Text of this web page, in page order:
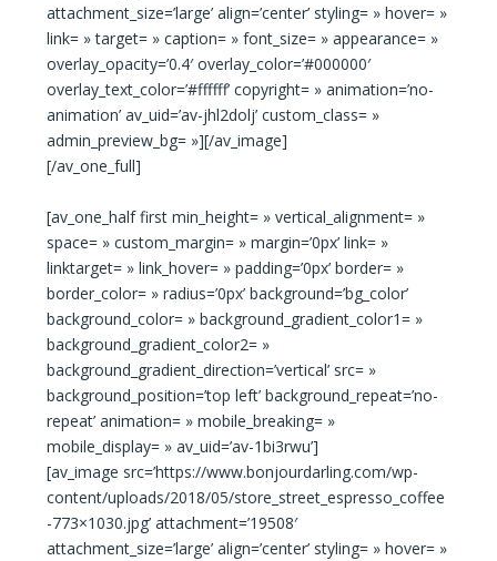
attachment_size=’large’ align=’center’ styling= » hover= »
link= » target= » caption= » font_size= » appearance= »
overlay_opacity=’0.4′ overlay_color=’#000000′
overlay_text_color=’#ffffff’ copyright= » animation=’no-
animation’ av_uid=’av-jhl2dolj’ custom_class= »
admin_preview_bg= »][/av_image]
[/av_one_full]
[av_one_half first min_height= » vertical_alignment= »
space= » custom_margin= » margin=’0px’ link= »
linktarget= » link_hover= » padding=’0px’ border= »
border_color= » radius=’0px’ background=’bg_color’
background_color= » background_gradient_color1= »
background_gradient_color2= »
background_gradient_direction=’vertical’ src= »
background_position=’top left’ background_repeat=’no-
repeat’ animation= » mobile_breaking= »
mobile_display= » av_uid=’av-1bi3rwu’]
[av_image src=’https://www.bonjourdarling.com/wp-
content/uploads/2018/05/store_street_espresso_coffee
-773×1030.jpg’ attachment=’19508′
attachment_size=’large’ align=’center’ styling= » hover= »